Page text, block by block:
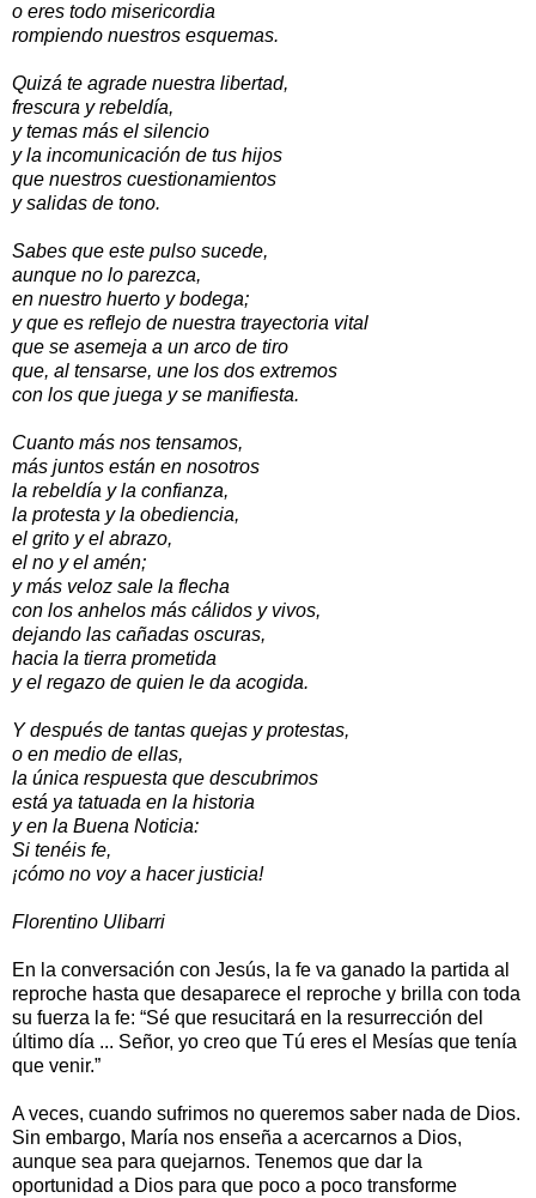
o eres todo misericordia
rompiendo nuestros esquemas.
Quizá te agrade nuestra libertad,
frescura y rebeldía,
y temas más el silencio
y la incomunicación de tus hijos
que nuestros cuestionamientos
y salidas de tono.
Sabes que este pulso sucede,
aunque no lo parezca,
en nuestro huerto y bodega;
y que es reflejo de nuestra trayectoria vital
que se asemeja a un arco de tiro
que, al tensarse, une los dos extremos
con los que juega y se manifiesta.
Cuanto más nos tensamos,
más juntos están en nosotros
la rebeldía y la confianza,
la protesta y la obediencia,
el grito y el abrazo,
el no y el amén;
y más veloz sale la flecha
con los anhelos más cálidos y vivos,
dejando las cañadas oscuras,
hacia la tierra prometida
y el regazo de quien le da acogida.
Y después de tantas quejas y protestas,
o en medio de ellas,
la única respuesta que descubrimos
está ya tatuada en la historia
y en la Buena Noticia:
Si tenéis fe,
¡cómo no voy a hacer justicia!
Florentino Ulibarri
En la conversación con Jesús, la fe va ganado la partida al
reproche hasta que desaparece el reproche y brilla con toda
su fuerza la fe: “Sé que resucitará en la resurrección del
último día ... Señor, yo creo que Tú eres el Mesías que tenía
que venir.”
A veces, cuando sufrimos no queremos saber nada de Dios.
Sin embargo, María nos enseña a acercarnos a Dios,
aunque sea para quejarnos. Tenemos que dar la
oportunidad a Dios para que poco a poco transforme